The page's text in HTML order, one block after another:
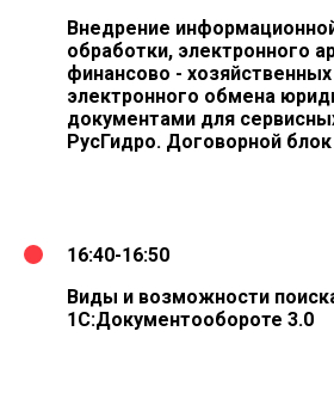
Внедрение
обработки, электронного
финансово -
электронного обмена
документами для
РусГидро. Договорной блок
16:40-16:50
Виды и возможности
1С:Документообороте 3.0